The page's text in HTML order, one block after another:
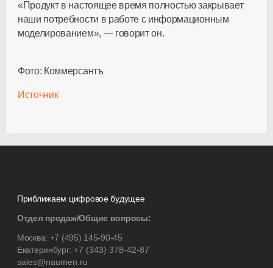
«Продукт в настоящее время полностью закрывает
наши потребности в работе с информационным
моделированием», — говорит он.
Фото: Коммерсантъ
Источник
Приближаем цифровое будущее
Отдел продаж/Общие вопросы:
Москва: +7 (495) 145-90-45
Екатеринбург:+7 (343) 378-42-87
sales@naumen.ru